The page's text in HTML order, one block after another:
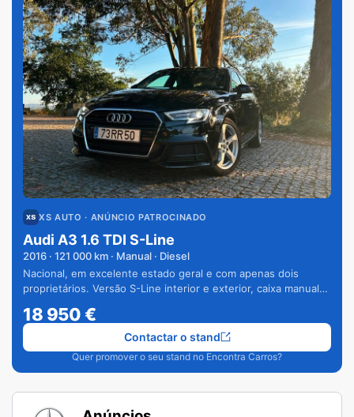
XS AUTO · ANÚNCIO PATROCINADO
Audi A3 1.6 TDI S-Line
2016 · 121 000 km · Manual · Diesel
Nacional, em excelente estado geral e com apenas dois
proprietários. Versão S-Line interior e exterior, caixa manual
18 950€
Quer promover o seu stand no Encontra Carros?
Contactar o stand